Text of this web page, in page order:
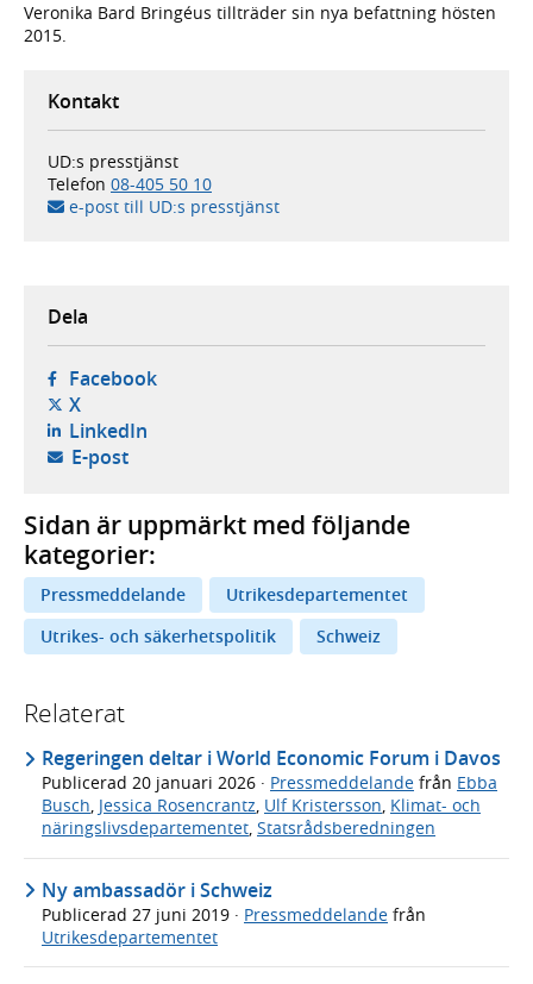
Veronika Bard Bringéus tillträder sin nya befattning hösten
2015.
Kontakt
UD:s presstjänst
Telefon 08-405 50 10
e-post till UD:s presstjänst
Dela
Facebook- öppnas i ny flik, extern webbplats,
X- öppnas i ny flik, extern webbplats,
LinkedIn- öppnas i ny flik, extern webbplats,
E-post- öppnar din e-postklient,
Sidan är uppmärkt med följande
kategorier:
Pressmeddelande
Utrikesdepartementet
Utrikes- och säkerhetspolitik
Schweiz
Relaterat
Regeringen deltar i World Economic Forum i Davos
Publicerad 20 januari 2026 · Pressmeddelande från Ebba
Busch, Jessica Rosencrantz, Ulf Kristersson, Klimat- och
näringslivsdepartementet, Statsrådsberedningen
Ny ambassadör i Schweiz
Publicerad 27 juni 2019 · Pressmeddelande från
Utrikesdepartementet